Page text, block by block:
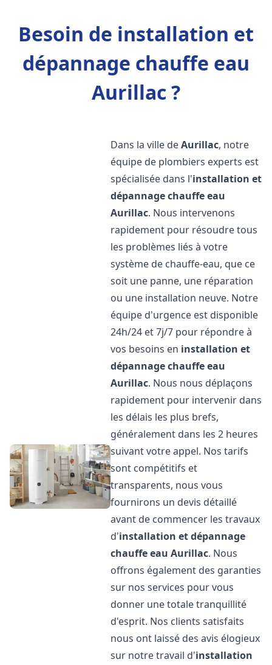
Besoin de installation et
dépannage chauffe eau
Aurillac ?
Dans la ville deAurillac, notre
équipe de plombiers experts est
spécialisée dans l'installation et
dépannage chauffe eau
Aurillac. Nous intervenons
rapidement pour résoudre tous
les problèmes liés à votre
système de chauffe-eau, que ce
soit une panne, une réparation
ou une installation neuve. Notre
équipe d'urgence est disponible
24h/24 et 7j/7 pour répondre à
vos besoins en installation et
dépannage chauffe eau
Aurillac. Nous nous déplaçons
rapidement pour intervenir dans
les délais les plus brefs,
généralement dans les 2 heures
suivant votre appel. Nos tarifs
sont compétitifs et
transparents, nous vous
fournirons un devis détaillé
avant de commencer les travaux
d'installation et dépannage
chauffe eau Aurillac. Nous
offrons également des garanties
sur nos services pour vous
donner une totale tranquillité
d'esprit. Nos clients satisfaits
nous ont laissé des avis élogieux
sur notre travail d'installation